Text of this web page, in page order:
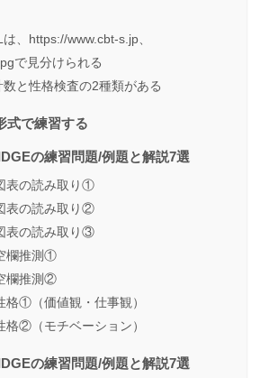
、https://www.cbt-s.jp、
で見分けられる
と性格検査の2種類がある
式で練習する
の練習問題/例題と解説7選
表の読み取り①
表の読み取り②
表の読み取り③
欄推測①
欄推測②
①（価値観・仕事観）
②（モチベーション）
の練習問題/例題と解説7選